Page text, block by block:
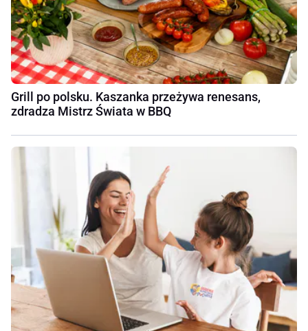
Grill po polsku. Kaszanka przeżywa renesans,
zdradza Mistrz Świata w BBQ